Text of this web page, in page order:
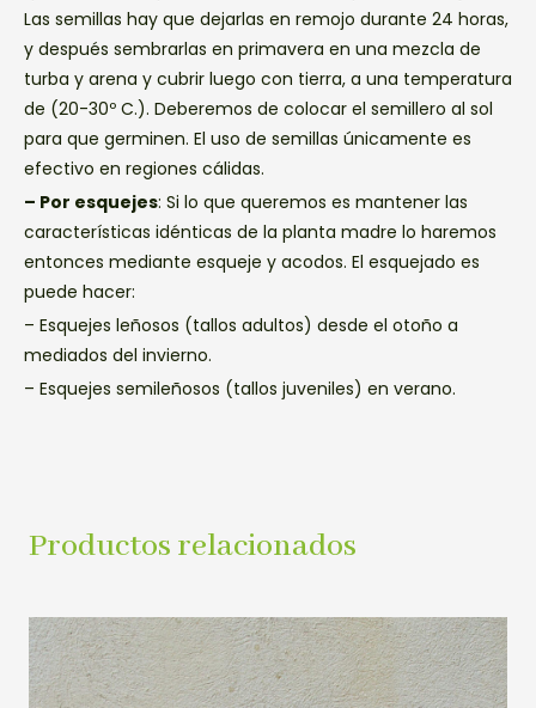
Las semillas hay que dejarlas en remojo durante 24 horas,
y después sembrarlas en primavera en una mezcla de
turba y arena y cubrir luego con tierra, a una temperatura
de (20-30º C.). Deberemos de colocar el semillero al sol
para que germinen. El uso de semillas únicamente es
efectivo en regiones cálidas.
– Por esquejes: Si lo que queremos es mantener las
características idénticas de la planta madre lo haremos
entonces mediante esqueje y acodos. El esquejado es
puede hacer:
– Esquejes leñosos (tallos adultos) desde el otoño a
mediados del invierno.
– Esquejes semileñosos (tallos juveniles) en verano.
Productos relacionados